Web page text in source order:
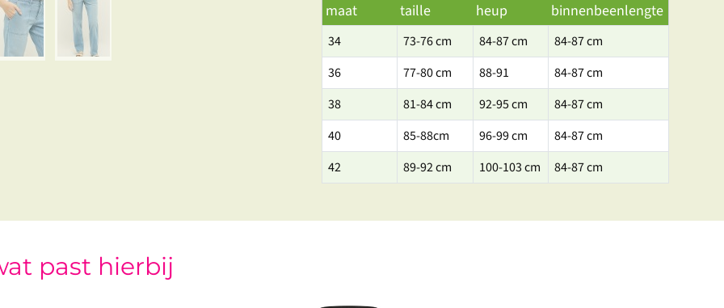
maat taille heup binnenbeenlengte
34 73-76 cm 84-87 cm
84-87 cm
36
77-80 cm 88-91
84-87 cm
38
81-84 cm 92-95 cm
84-87 cm
40
85-88cm 96-99 cm
84-87 cm
42
89-92 cm 100-103 cm 84-87 cm
past hierbij